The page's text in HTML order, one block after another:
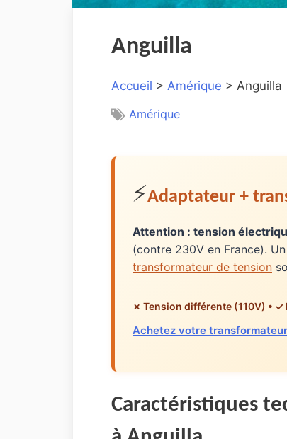
Anguilla
Accueil > Amérique > Anguilla
Amérique
⚡Adaptateur +
Attention : tension
(contre 230V en France). Un
transformateur de tension
✗ Tension différente (110V) •
Achetez votre
Caractéristiques